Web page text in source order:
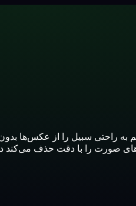
به راحتی سبیل را از عکس‌ها
صورت را با دقت حذف می‌کند